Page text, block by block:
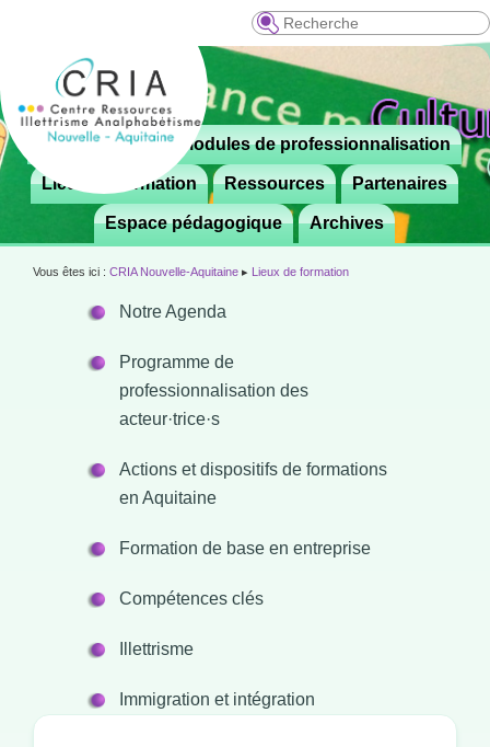
Recherche
Menu
principal
Aller
contenu
principal
 Le CRIA Modules de professionnalisation
Lieux de formation Ressources Partenaires
Espace pédagogique Archives
Vous êtes ici : CRIA Nouvelle-Aquitaine ▸ Lieux de formation
Notre Agenda
Programme de
professionnalisation des
acteur·trice·s
Actions et dispositifs de formations
en Aquitaine
Formation de base en entreprise
Compétences clés
Illettrisme
Immigration et intégration